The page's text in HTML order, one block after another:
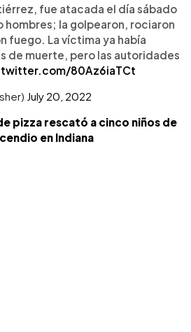
fue atacada el día sábado
hombres; la golpearon, rociaron
fuego. La víctima ya había
de muerte, pero las autoridades
80Az6iaTCt
July 20, 2022
pizza rescató a cinco niños de
en Indiana